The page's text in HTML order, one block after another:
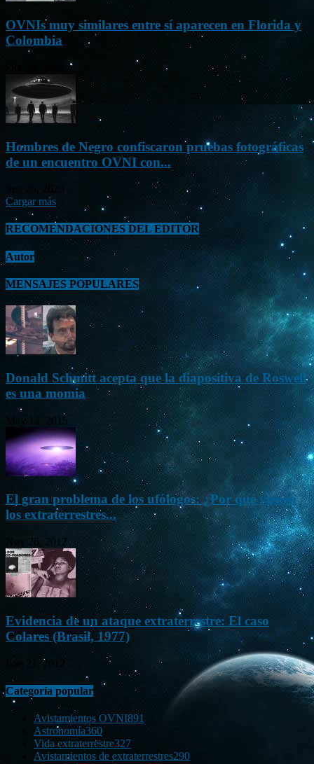
OVNIs muy similares entre sí aparecen en Florida y
Colombia
Hombres de Negro confiscaron pruebas fotográficas
de un encuentro OVNI con...
Cargar más
RECOMENDACIONES DEL EDITOR
Autor
MENSAJES POPULARES
Donald Schmitt acepta que la diapositiva de Roswell
es una momia
May 14, 2015
El gran problema de los ufólogos: ¿Por qué vienen
los extraterrestres...
Nov 26, 2012
Evidencia de un ataque extraterrestre: El caso
Colares (Brasil, 1977)
Ene 21, 2012
Categoría popular
Avistamientos OVNI891
Astronomía360
Vida extraterrestre327
Avistamientos de extraterrestres290